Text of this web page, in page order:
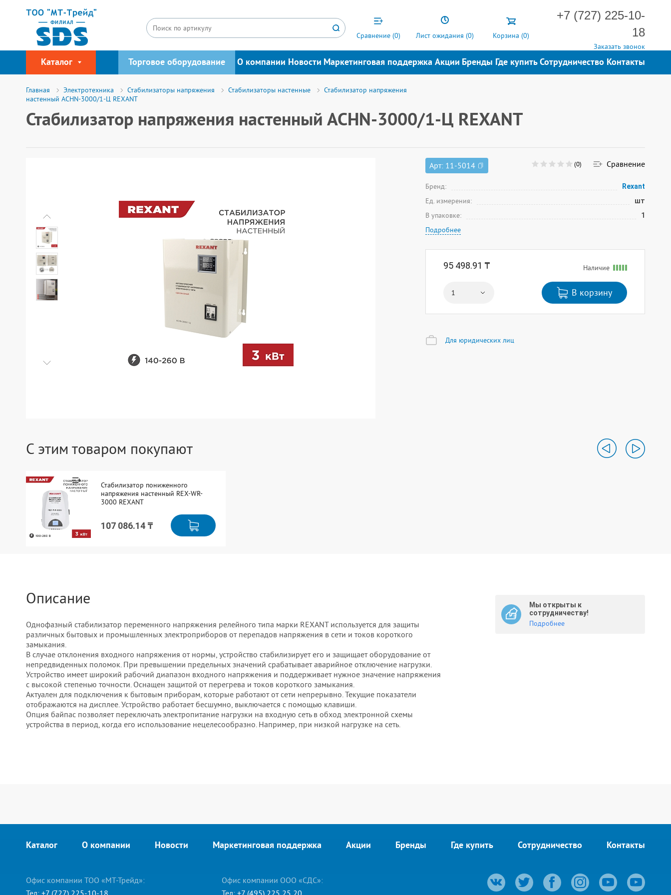
Сравнение (0) Лист ожидания (0) Корзина (0)
+7 (727) 225-10-
18
Заказать звонок
Каталог Торговое оборудование О компании Новости Маркетинговая поддержка Акции Бренды Где купитьСотрудничество Контакты
Главная Электротехника Стабилизаторы напряжения Стабилизаторы настенные
Стабилизатор напряжения
настенный АСНN-3000/1-Ц REXANT
Стабилизатор напряжения настенный АСНN-3000/1-Ц REXANT
Арт: 11-5014 (0) Сравнение
Бренд: Rexant
Ед. измерения: шт
В упаковке: 1
Подробнее
95 498.91 ₸ Наличие
В корзину
Для юридических лиц
С этим товаром покупают
Стабилизатор пониженного
напряжения настенный REX-WR-
3000 REXANT
107 086.14 ₸
Описание
Однофазный стабилизатор переменного напряжения релейного типа марки REXANT используется для защиты
различных бытовых и промышленных электроприборов от перепадов напряжения в сети и токов короткого
замыкания.
В случае отклонения входного напряжения от нормы, устройство стабилизирует его и защищает оборудование от
непредвиденных поломок. При превышении предельных значений срабатывает аварийное отключение нагрузки.
Устройство имеет широкий рабочий диапазон входного напряжения и поддерживает нужное значение напряжения
с высокой степенью точности. Оснащен защитой от перегрева и токов короткого замыкания.
Актуален для подключения к бытовым приборам, которые работают от сети непрерывно. Текущие показатели
отображаются на дисплее. Устройство работает бесшумно, выключается с помощью клавиши.
Опция байпас позволяет переключать электропитание нагрузки на входную сеть в обход электронной схемы
устройства в период, когда его использование нецелесообразно. Например, при низкой нагрузке на сеть.
Мы открыты к
сотрудничеству!
Подробнее
Каталог О компании Новости Маркетинговая поддержка Акции Бренды Где купить Сотрудничество Контакты
Офис компании ТОО «МТ-Трейд»:
Тел: +7 (727) 225-10-18
Офис компании ООО «СДС»:
Тел: +7 (495) 225 25 20